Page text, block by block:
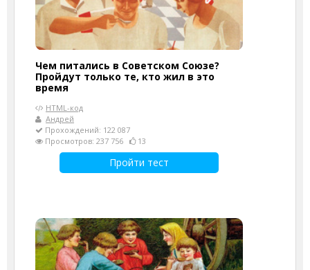
Чем питались в Советском Союзе?
Пройдут только те, кто жил в это
время
HTML-код
Андрей
Прохождений: 122 087
Просмотров: 237 756
13
Пройти тест